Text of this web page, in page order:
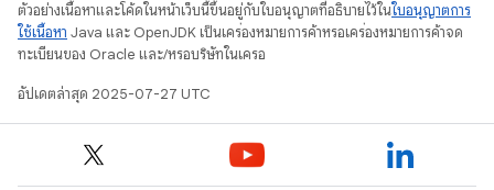
ตัวอย่างเนื้อหาและโค้ดในหน้าเว็บนี้ขึ้นอยู่กับใบอนุญาตที่อธิบายไว้ในใบอนุญาตการ
ใช้เนื้อหา Java และ OpenJDK เป็นเครื่องหมายการค้าหรือเครื่องหมายการค้าจด
ทะเบียนของ Oracle และ/หรือบริษัทในเครือ
อัปเดตล่าสุด 2025-07-27 UTC